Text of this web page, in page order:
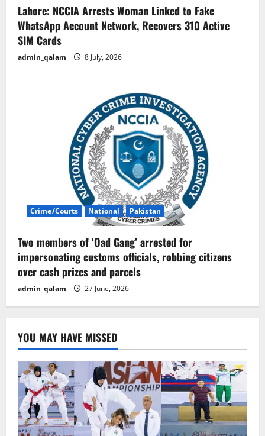
Lahore: NCCIA Arrests Woman Linked to Fake
WhatsApp Account Network, Recovers 310 Active
SIM Cards
admin_qalam 8 July, 2026
Crime/Courts National Pakistan
Two members of ‘Oad Gang’ arrested for
impersonating customs officials, robbing citizens
over cash prizes and parcels
admin_qalam 27 June, 2026
YOU MAY HAVE MISSED